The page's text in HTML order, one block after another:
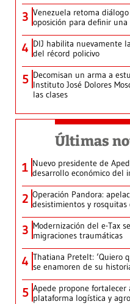
3 Venezuela retoma
oposición para definir
4 DIJ habilita nuevamente
del récord policivo
5 Decomisan un arma a
Instituto José Dolores
las clases
Últimas
1 Nuevo presidente de
desarrollo económico del
2 Operación Pandora:
desistimientos y rosquitas
3 Modernización del e-Tax
migraciones traumáticas
4 Thatiana Pretelt: ‘Quiero
se enamoren de su
5 Apede propone
plataforma logística y